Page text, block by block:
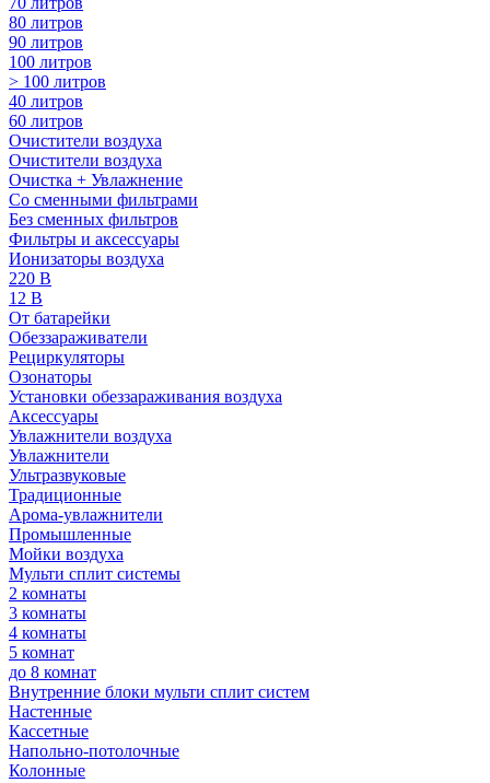
80 литров
90 литров
100 литров
> 100 литров
40 литров
60 литров
Очистители воздуха
Очистители воздуха
Очистка + Увлажнение
Cо сменными фильтрами
Без сменных фильтров
Фильтры и аксессуары
Ионизаторы воздуха
220 В
12 В
От батарейки
Обеззараживатели
Рециркуляторы
Озонаторы
Установки обеззараживания воздуха
Аксессуары
Увлажнители воздуха
Увлажнители
Ультразвуковые
Традиционные
Арома-увлажнители
Промышленные
Мойки воздуха
Мульти сплит системы
2 комнаты
3 комнаты
4 комнаты
5 комнат
до 8 комнат
Внутренние блоки мульти сплит систем
Настенные
Кассетные
Напольно-потолочные
Колонные